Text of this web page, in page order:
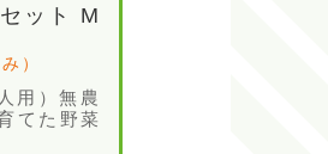
ット M
）
用）無農
てた野菜